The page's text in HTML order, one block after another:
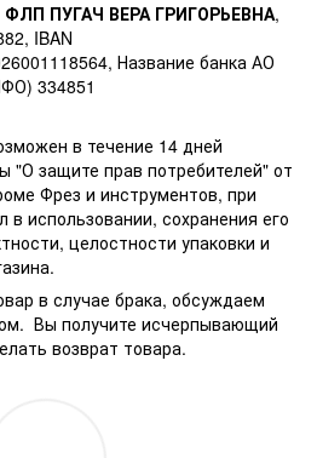
ФЛП ПУГАЧ ВЕРА ГРИГОРЬЕВНА,
IBAN
Название банка АО
334851
в течение 14 дней
"О защите прав потребителей" от
Фрез и инструментов, при
в использовании, сохранения его
целостности упаковки и
в случае брака, обсуждаем
Вы получите исчерпывающий
возврат товара.